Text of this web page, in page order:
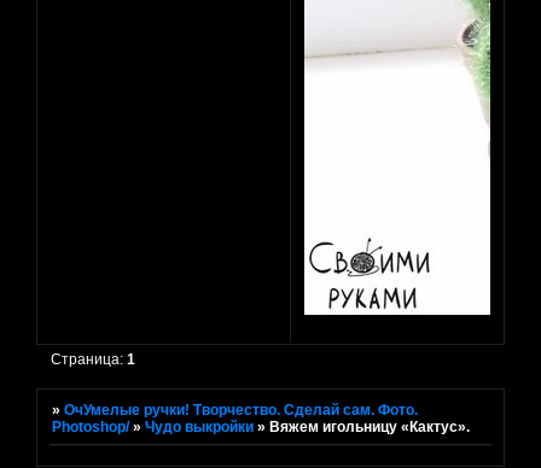
Страница:1
»ОчУмелые ручки! Творчество. Сделай сам. Фото.
Photoshop/ »Чудо выкройки »Вяжем игольницу «Кактус».